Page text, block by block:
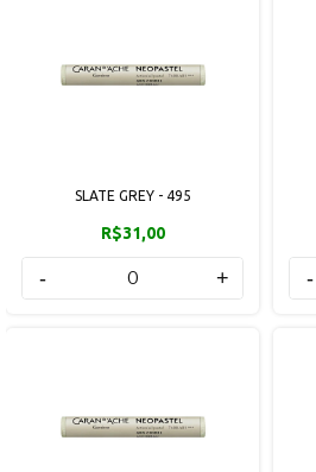
SLATE GREY - 495
R$31,00
- + -